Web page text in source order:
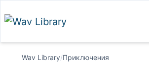
Wav Library/Приключения